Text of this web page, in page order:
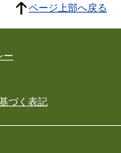
ページ上部へ戻る
ー
づく表記